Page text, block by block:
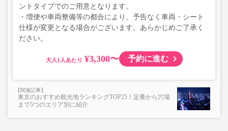
ントタイプでのご用意となります。
・増便や車両整備等の都合により、予告なく車両・シート
仕様が変更となる場合がございます。あらかじめご了承く
ださい。
大人 ¥3,300〜 予約に進む
東京のおすすめ観光地ランキングTOP25！定番から穴場
まで5つのエリア別に紹介